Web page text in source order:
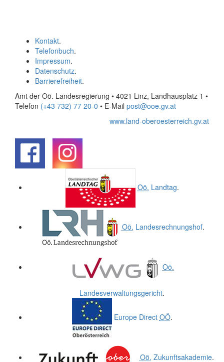
Kontakt.
Telefonbuch.
Impressum.
Datenschutz.
Barrierefreiheit.
Amt der Oö. Landesregierung • 4021 Linz, Landhausplatz 1 •
Telefon (+43 732) 77 20-0 • E-Mail post@ooe.gv.at
www.land-oberoesterreich.gv.at
Oö. Landtag.
Oö. Landesrechnungshof.
Oö.
Landesverwaltungsgericht.
Europe Direct OÖ.
Oö. Zukunftsakademie.